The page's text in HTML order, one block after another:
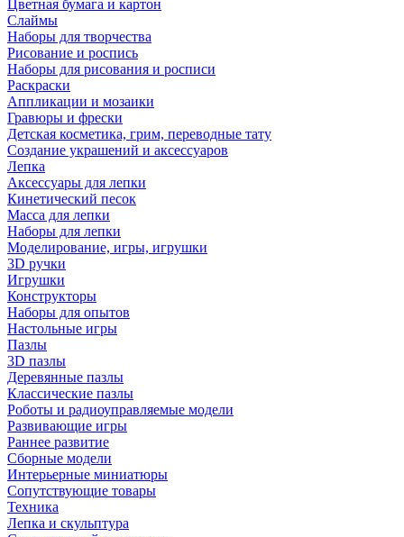
Цветная бумага и картон
Слаймы
Наборы для творчества
Рисование и роспись
Наборы для рисования и росписи
Раскраски
Аппликации и мозаики
Гравюры и фрески
Детская косметика, грим, переводные тату
Создание украшений и аксессуаров
Лепка
Аксессуары для лепки
Кинетический песок
Масса для лепки
Наборы для лепки
Моделирование, игры, игрушки
3D ручки
Игрушки
Конструкторы
Наборы для опытов
Настольные игры
Пазлы
3D пазлы
Деревянные пазлы
Классические пазлы
Роботы и радиоуправляемые модели
Развивающие игры
Раннее развитие
Сборные модели
Интерьерные миниатюры
Сопутствующие товары
Техника
Лепка и скульптура